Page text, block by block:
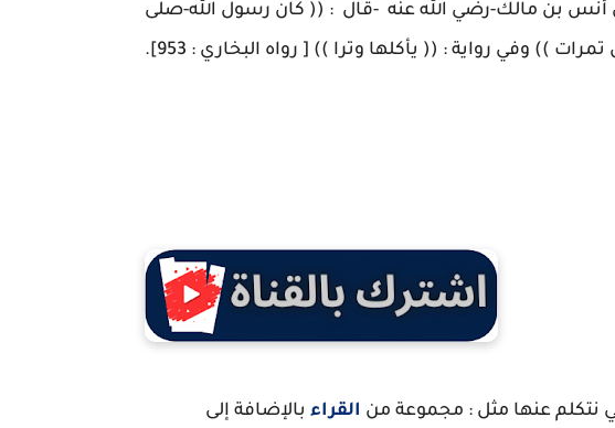
أنس بن مالك-رضي الله عنه -قال : (( كان رسول الله-صلى
)) وفي رواية : (( يأكلها وترا )) [ رواه البخاري : 953].
نتكلم عنها مثل : مجموعة من القراء بالإضافة إلى